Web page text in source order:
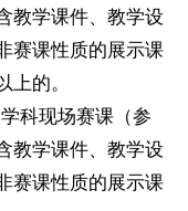
教学课件、教学设
赛课性质的展示课
的。
科现场赛课（参
教学课件、教学设
赛课性质的展示课